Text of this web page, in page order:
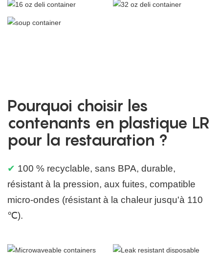
Pourquoi choisir les
contenants en plastique LR
pour la restauration ?
✔ 100 % recyclable, sans BPA, durable,
résistant à la pression, aux fuites, compatible
micro-ondes (résistant à la chaleur jusqu'à 110
℃).